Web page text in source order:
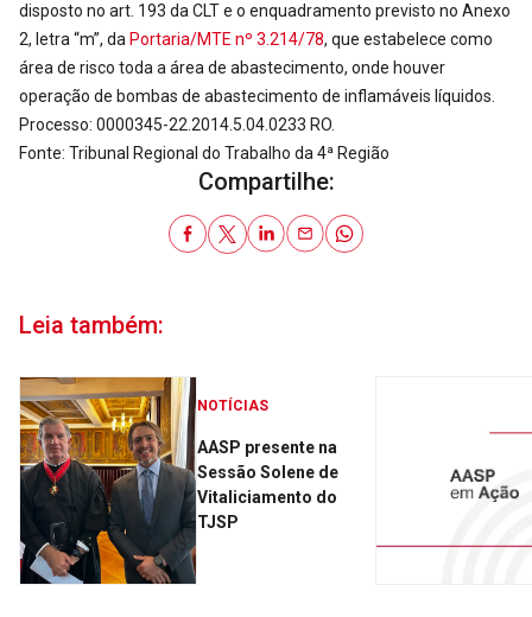
disposto no art. 193 da CLT e o enquadramento previsto no Anexo
2, letra “m”, da Portaria/MTE nº 3.214/78, que estabelece como
área de risco toda a área de abastecimento, onde houver
operação de bombas de abastecimento de inflamáveis líquidos.
Processo: 0000345-22.2014.5.04.0233 RO.
Fonte: Tribunal Regional do Trabalho da 4ª Região
Compartilhe:
Leia também:
NOTÍCIAS
AASP presente na
Sessão Solene de
Vitaliciamento do
TJSP